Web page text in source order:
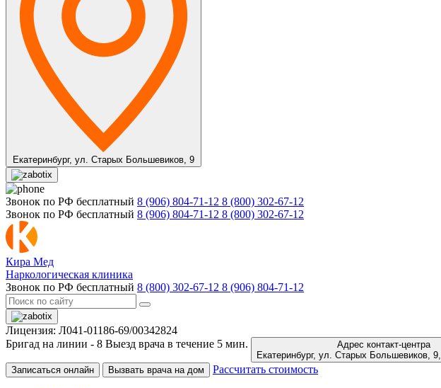
Екатеринбург, ул. Старых Большевиков, 9
Звонок по РФ бесплатный 8 (906) 804-71-12 8 (800) 302-67-12
Звонок по РФ бесплатный 8 (906) 804-71-12 8 (800) 302-67-12
Кира Мед
Наркологическая клиника
Звонок по РФ бесплатный 8 (800) 302-67-12 8 (906) 804-71-12
Лицензия: Л041-01186-69/00342824
Бригад на линии - 8 Выезд врача в течение 5 мин.
Адрес контакт-центра
Екатеринбург, ул. Старых Большевиков, 9,
Записаться онлайн
Вызвать врача на дом Рассчитать стоимость